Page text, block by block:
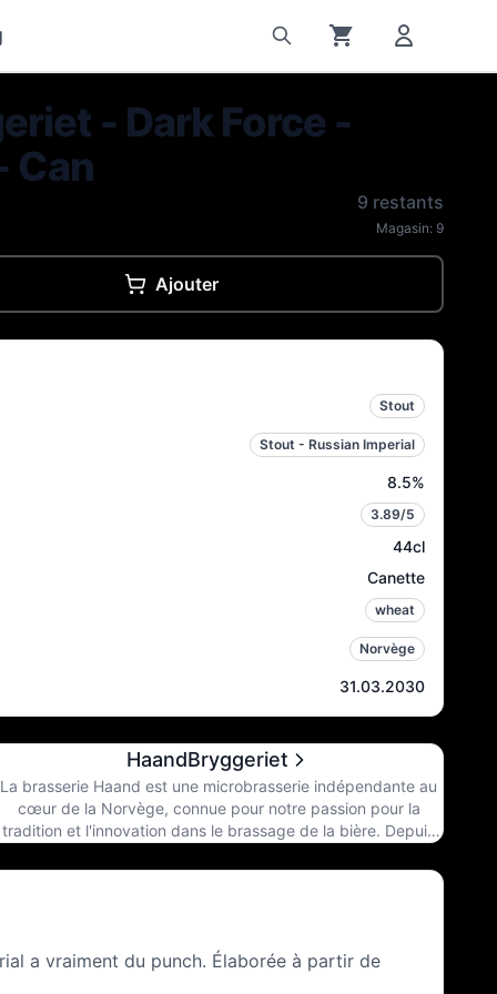
- Dark Force -
Can
9 restants
Magasin: 9
Ajouter
Stout
Stout - Russian Imperial
8.5%
3.89/5
44cl
Canette
wheat
Norvège
31.03.2030
HaandBryggeriet
La brasserie Haand est une microbrasserie indépendante au
cœur de la Norvège, connue pour notre passion pour la
tradition et l'innovation dans le brassage de la bière. Depuis
de bière unique et artisanale avec caractère et âme.
a commencé par une vision d’apporter quelque chose de
a vraiment du punch. Élaborée à partir de